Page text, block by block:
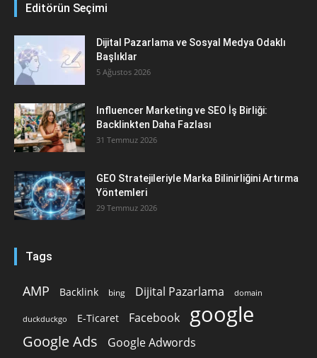
Editörün Seçimi
Dijital Pazarlama ve Sosyal Medya Odaklı
Başlıklar
5 Ağustos 2026
Influencer Marketing ve SEO İş Birliği:
Backlinkten Daha Fazlası
31 Temmuz 2026
GEO Stratejileriyle Marka Bilinirliğini Artırma
Yöntemleri
29 Temmuz 2026
Tags
AMP Backlink bing Dijital Pazarlama domain
duckduckgo E-Ticaret Facebook google
Google Ads Google Adwords